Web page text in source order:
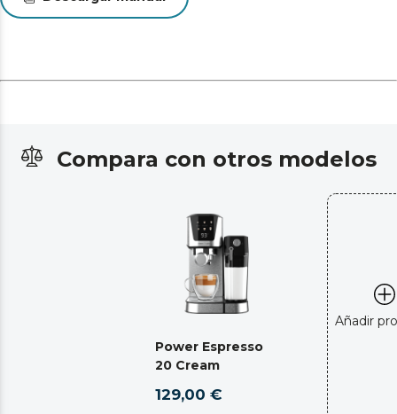
Compara con otros modelos
Power Espresso
20 Cream
129,00 €
Añadir